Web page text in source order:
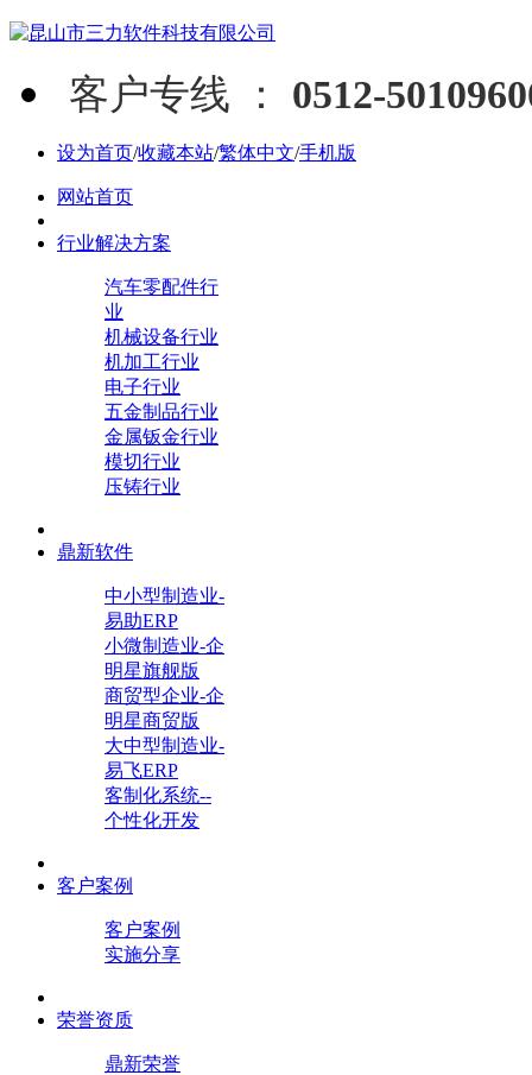
客户专线 ： 0512-
设为首页/收藏本站/繁体中文/手机版
网站首页
行业解决方案
汽车零配件行
业
机械设备行业
机加工行业
电子行业
五金制品行业
金属钣金行业
模切行业
压铸行业
鼎新软件
中小型制造业-
易助ERP
小微制造业-企
明星旗舰版
商贸型企业-企
明星商贸版
大中型制造业-
易飞ERP
客制化系统--
个性化开发
客户案例
客户案例
实施分享
荣誉资质
鼎新荣誉